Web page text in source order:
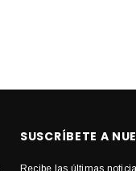
SUSCRÍBETE A
Recibe las últimas